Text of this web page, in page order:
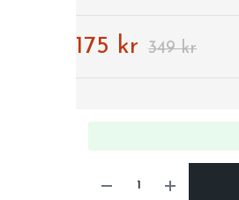
175 kr 349 kr